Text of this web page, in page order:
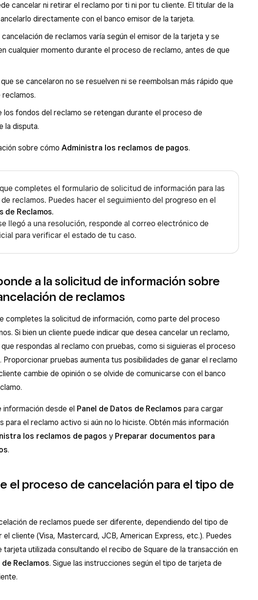
cancelar ni retirar el reclamo por ti ni por tu cliente. El titular de la
directamente con el banco emisor de la tarjeta.
de reclamos varía según el emisor de la tarjeta y se
cualquier momento durante el proceso de reclamo, antes de que
se cancelaron no se resuelven ni se reembolsan más rápido que
los fondos del reclamo se retengan durante el proceso de
la disputa.
sobre cómo Administra los reclamos de pagos.
completes el formulario de solicitud de información para las
reclamos. Puedes hacer el seguimiento del progreso en el
de Reclamos.
llegó a una resolución, responde al correo electrónico de
para verificar el estado de tu caso.
a la solicitud de información sobre
de reclamos
completes la solicitud de información, como parte del proceso
Si bien un cliente puede indicar que desea cancelar un reclamo,
respondas al reclamo con pruebas, como si siguieras el proceso
Proporcionar pruebas aumenta tus posibilidades de ganar el reclamo
cambie de opinión o se olvide de comunicarse con el banco
información desde el Panel de Datos de Reclamos para cargar
para el reclamo activo si aún no lo hiciste. Obtén más información
los reclamos de pagos y Preparar documentos para
.
el proceso de cancelación para el tipo de
de reclamos puede ser diferente, dependiendo del tipo de
el cliente (Visa, Mastercard, JCB, American Express, etc.). Puedes
utilizada consultando el recibo de Square de la transacción en
Reclamos. Sigue las instrucciones según el tipo de tarjeta de